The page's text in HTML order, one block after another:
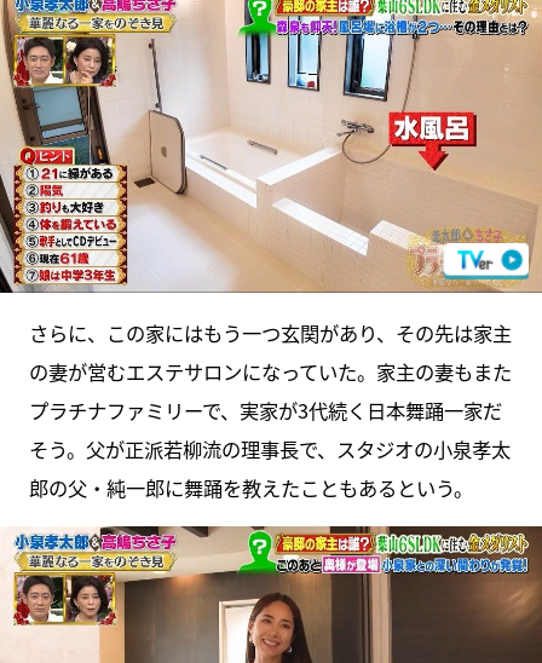
さらに、この家にはもう一つ玄関があり、その先は家主
の妻が営むエステサロンになっていた。家主の妻もまた
プラチナファミリーで、実家が3代続く日本舞踊一家だ
そう。父が正派若柳流の理事長で、スタジオの小泉孝太
郎の父・純一郎に舞踊を教えたこともあるという。